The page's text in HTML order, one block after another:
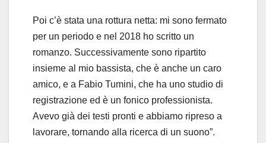
Poi c’è stata una rottura netta: mi sono fermato
per un periodo e nel 2018 ho scritto un
romanzo. Successivamente sono ripartito
insieme al mio bassista, che è anche un caro
amico, e a Fabio Tumini, che ha uno studio di
registrazione ed è un fonico professionista.
Avevo già dei testi pronti e abbiamo ripreso a
lavorare, tornando alla ricerca di un suono”.